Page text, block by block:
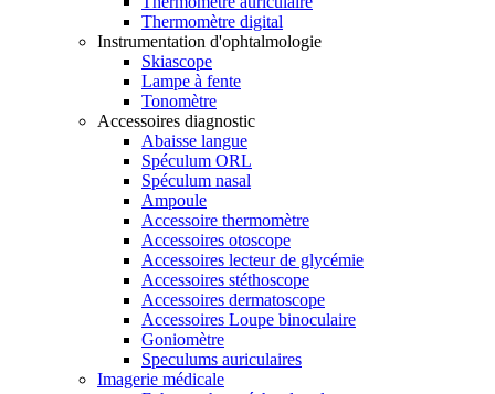
Thermomètre digital
Instrumentation d'ophtalmologie
Skiascope
Lampe à fente
Tonomètre
Accessoires diagnostic
Abaisse langue
Spéculum ORL
Spéculum nasal
Ampoule
Accessoire thermomètre
Accessoires otoscope
Accessoires lecteur de glycémie
Accessoires stéthoscope
Accessoires dermatoscope
Accessoires Loupe binoculaire
Goniomètre
Speculums auriculaires
Imagerie médicale